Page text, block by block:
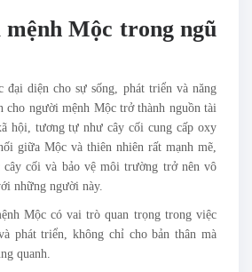
Mộc trong ngũ
đại diện cho sự sống, phát triển và năng
cho người mệnh Mộc trở thành nguồn tài
hội, tương tự như cây cối cung cấp oxy
giữa Mộc và thiên nhiên rất mạnh mẽ,
cây cối và bảo vệ môi trường trở nên vô
những người này.
Mộc có vai trò quan trọng trong việc
phát triển, không chỉ cho bản thân mà
quanh.